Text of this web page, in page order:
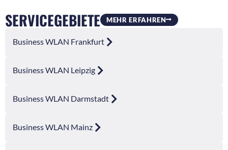
SERVICEGEBIETE MEHR ERFAHREN
Business WLAN Frankfurt
Business WLAN Leipzig
Business WLAN Darmstadt
Business WLAN Mainz